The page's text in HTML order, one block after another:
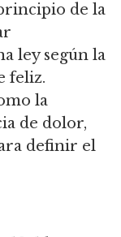
de la
ley según la
feliz.
la
de dolor,
definir el